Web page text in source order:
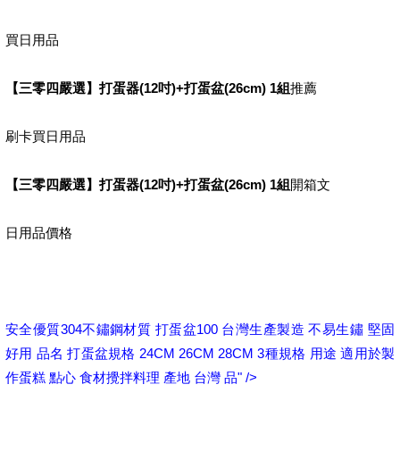
買日用品
【三零四嚴選】打蛋器(12吋)+打蛋盆(26cm) 1組推薦
刷卡買日用品
【三零四嚴選】打蛋器(12吋)+打蛋盆(26cm) 1組開箱文
日用品價格
安全優質304不鏽鋼材質 打蛋盆100 台灣生產製造 不易生鏽 堅固
好用 品名 打蛋盆規格 24CM 26CM 28CM 3種規格 用途 適用於製
作蛋糕 點心 食材攪拌料理 產地 台灣 品" />